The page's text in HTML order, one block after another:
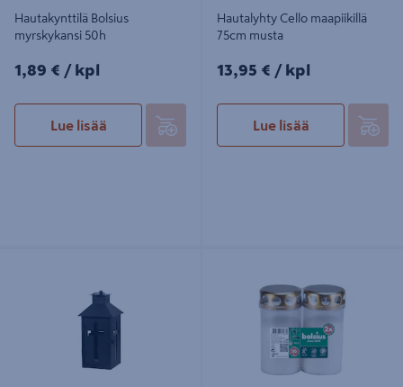
Hautakynttilä Bolsius
myrskykansi 50h
1,89€/kpl
1,89 € / kpl
Lue lisää
Hautalyhty Cello maapiikillä
75cm musta
13,95€/kpl
13,95 € / kpl
Lue lisää